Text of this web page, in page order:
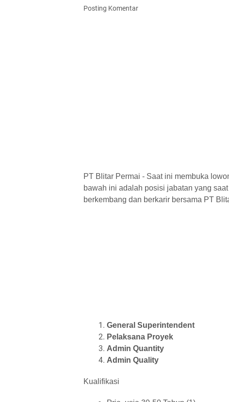
Posting Komentar
PT Blitar Permai - Saat ini membuka
bawah ini adalah posisi jabatan yang
berkembang dan berkarir bersama PT
General Superintendent
Pelaksana Proyek
Admin Quantity
Admin Quality
Kualifikasi